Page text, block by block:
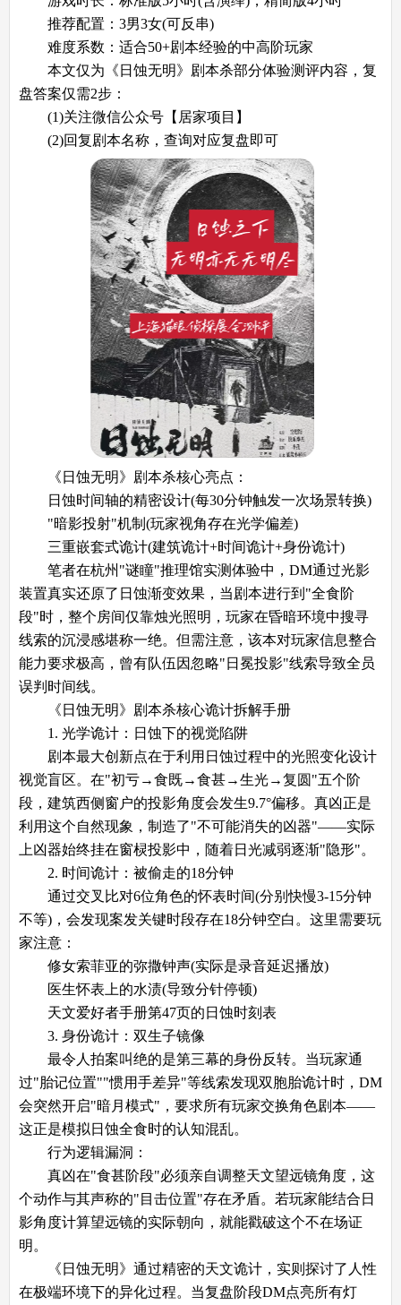
​​推荐配置​​：3男3女(可反串)
​​难度系数​​：适合50+剧本经验的中高阶玩家
本文仅为《日蚀无明》剧本杀部分体验测评内容，复
盘答案仅需2步：
(1)关注微信公众号【居家项目】
(2)回复剧本名称，查询对应复盘即可
​​《日蚀无明》剧本杀核心亮点​​：
日蚀时间轴的精密设计(每30分钟触发一次场景转换)
"暗影投射"机制(玩家视角存在光学偏差)
三重嵌套式诡计(建筑诡计+时间诡计+身份诡计)
笔者在杭州"谜瞳"推理馆实测体验中，DM通过光影
装置真实还原了日蚀渐变效果，当剧本进行到"全食阶
段"时，整个房间仅靠烛光照明，玩家在昏暗环境中搜寻
线索的沉浸感堪称一绝。但需注意，该本对玩家信息整合
能力要求极高，曾有队伍因忽略"日冕投影"线索导致全员
误判时间线。
《日蚀无明》剧本杀核心诡计拆解手册
​​1. 光学诡计：日蚀下的视觉陷阱​​
剧本最大创新点在于利用日蚀过程中的光照变化设计
视觉盲区。在"初亏→食既→食甚→生光→复圆"五个阶
段，建筑西侧窗户的投影角度会发生9.7°偏移。真凶正是
利用这个自然现象，制造了"不可能消失的凶器"——实际
上凶器始终挂在窗棂投影中，随着日光减弱逐渐"隐形"。
​​2. 时间诡计：被偷走的18分钟​​
通过交叉比对6位角色的怀表时间(分别快慢3-15分钟
不等)，会发现案发关键时段存在18分钟空白。这里需要玩
家注意：
修女索菲亚的弥撒钟声(实际是录音延迟播放)
医生怀表上的水渍(导致分针停顿)
天文爱好者手册第47页的日蚀时刻表
​​3. 身份诡计：双生子镜像​​
最令人拍案叫绝的是第三幕的身份反转。当玩家通
过"胎记位置""惯用手差异"等线索发现双胞胎诡计时，DM
会突然开启"暗月模式"，要求所有玩家交换角色剧本——
这正是模拟日蚀全食时的认知混乱。
​​行为逻辑漏洞​​：
真凶在"食甚阶段"必须亲自调整天文望远镜角度，这
个动作与其声称的"目击位置"存在矛盾。若玩家能结合日
影角度计算望远镜的实际朝向，就能戳破这个不在场证
明。
《日蚀无明》通过精密的天文诡计，实则探讨了人性
在极端环境下的异化过程。当复盘阶段DM点亮所有灯